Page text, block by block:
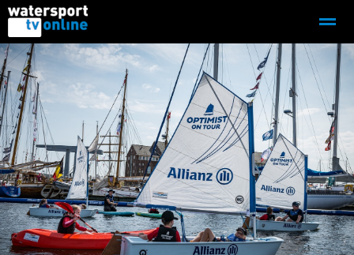
Zeilen Motorboot-sloep Adverteren Redactie
Home Contact Bellen Zoeken